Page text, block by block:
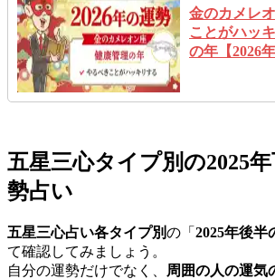
金のカメレ
ことがハッ
の年【2026
五星三心タイプ別の2025
勢占い
五星三心占い各タイプ別の「 2025年後半
て確認してみましょう。
自分の運勢だけでなく、
周囲の人の運気